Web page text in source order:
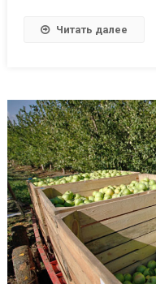
Читать далее